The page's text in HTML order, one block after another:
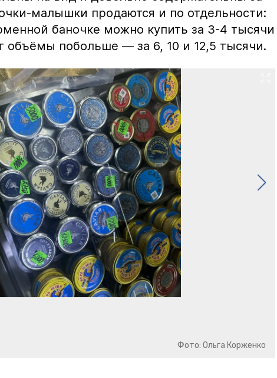
малышки продаются и по отдельности:
баночке можно купить за 3-4 тысячи
объёмы побольше — за 6, 10 и 12,5 тысячи.
Фото: Ольга Корженко